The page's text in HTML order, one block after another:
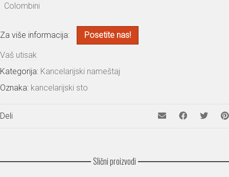
Colombini
Za više informacija: Posetite nas!
Vaš utisak
Kategorija: Kancelarijski nameštaj
Oznaka: kancelarijski sto
Deli
Slični proizvodi